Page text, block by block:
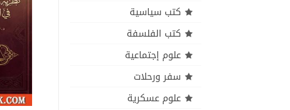
كتب سياسية
كتب الفلسفة
علوم إجتماعية
سفر ورحلات
علوم عسكرية